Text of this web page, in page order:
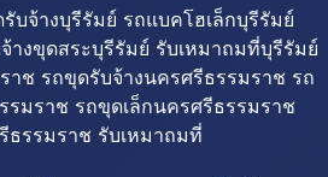
บจ้างบุรีรัมย์ รถแบคโฮเล็กบุรีรัมย์
างขุดสระบุรีรัมย์ รับเหมาถมที่บุรีรัมย์
าช รถขุดรับจ้างนครศรีธรรมราช รถ
รมราช รถขุดเล็กนครศรีธรรมราช
ธรรมราช รับเหมาถมที่